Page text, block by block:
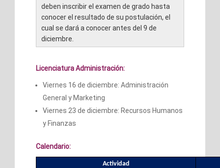
deben inscribir el examen de grado hasta
conocer el resultado de su postulación, el
cual se dará a conocer antes del 9 de
diciembre.
Licenciatura Administración:
Viernes 16 de diciembre: Administración
General y Marketing
Viernes 23 de diciembre: Recursos Humanos
y Finanzas
Calendario:
Actividad